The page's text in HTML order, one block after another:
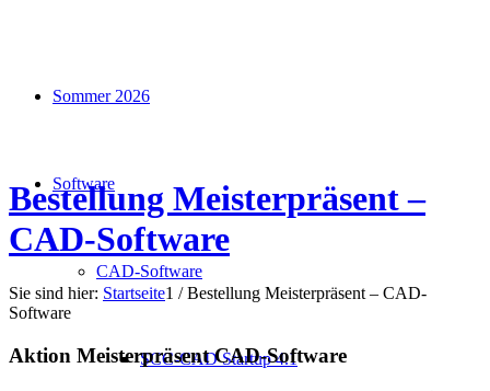
Sommer 2026
Software
CAD-Software
SCC-CAD Startup 4.1
Bestellung Meisterpräsent –
CAD-Software
Sie sind hier: Startseite1 / Bestellung Meisterpräsent – CAD-
Software
Aktion Meisterpräsent CAD-Software